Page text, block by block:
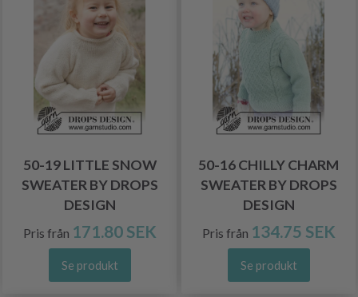
50-19 LITTLE SNOW
SWEATER BY DROPS
DESIGN
Pris från 171.80 SEK
Se produkt
50-16 CHILLY CHARM
SWEATER BY DROPS
DESIGN
Pris från 134.75 SEK
Se produkt